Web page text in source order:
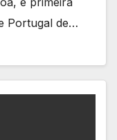
Portugal de…